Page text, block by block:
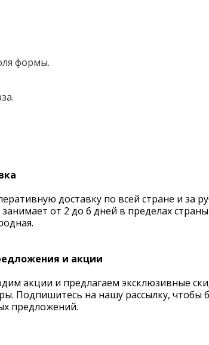
формы.
доставку по всей стране и за
от 2 до 6 дней в пределах
и акции
акции и предлагаем эксклюзивные
Подпишитесь на нашу рассылку, чтобы
предложений.